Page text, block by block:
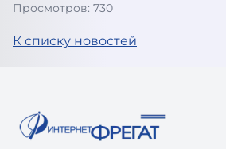
Просмотров: 730
К списку новостей